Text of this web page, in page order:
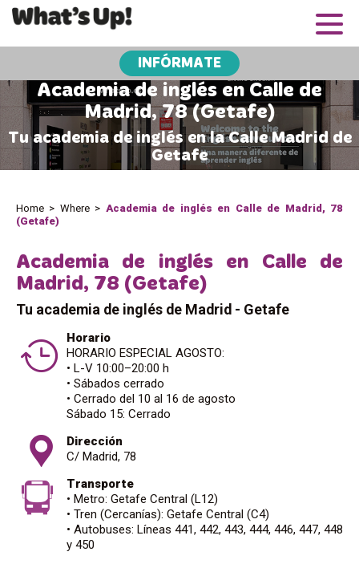
INFÓRMATE
Academia de inglés en Calle de
Madrid, 78 (Getafe)
Tu academia de inglés en la Calle Madrid de
Getafe
Home > Where> Academia de inglés en Calle de Madrid, 78
(Getafe)
Academia de inglés en Calle de
Madrid, 78 (Getafe)
Tu academia de inglés de Madrid - Getafe
Horario
HORARIO ESPECIAL AGOSTO:
• L-V 10:00–20:00 h
• Sábados cerrado
• Cerrado del 10 al 16 de agosto
Sábado 15: Cerrado
Dirección
C/ Madrid, 78
Transporte
• Metro: Getafe Central (L12)
• Tren (Cercanías): Getafe Central (C4)
• Autobuses: Líneas 441, 442, 443, 444, 446, 447, 448
y 450